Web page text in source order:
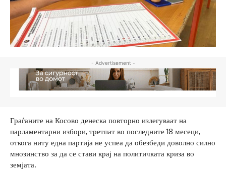
- Advertisement -
Граѓаните на Косово денеска повторно излегуваат на
парламентарни избори, третпат во последните 18 месеци,
откога ниту една партија не успеа да обезбеди доволно силно
мнозинство за да се стави крај на политичката криза во
земјата.